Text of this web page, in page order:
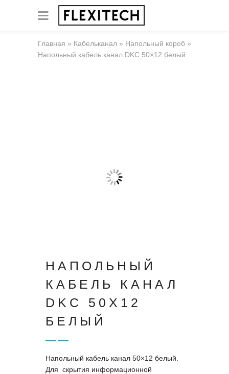
Главная » Кабельканал » Напольный короб »
Напольный кабель канал DKC 50×12 белый
НАПОЛЬНЫЙ
КАБЕЛЬ КАНАЛ
DKC 50X12
БЕЛЫЙ
Напольный кабель канал 50×12 белый.
Для скрытия информационной